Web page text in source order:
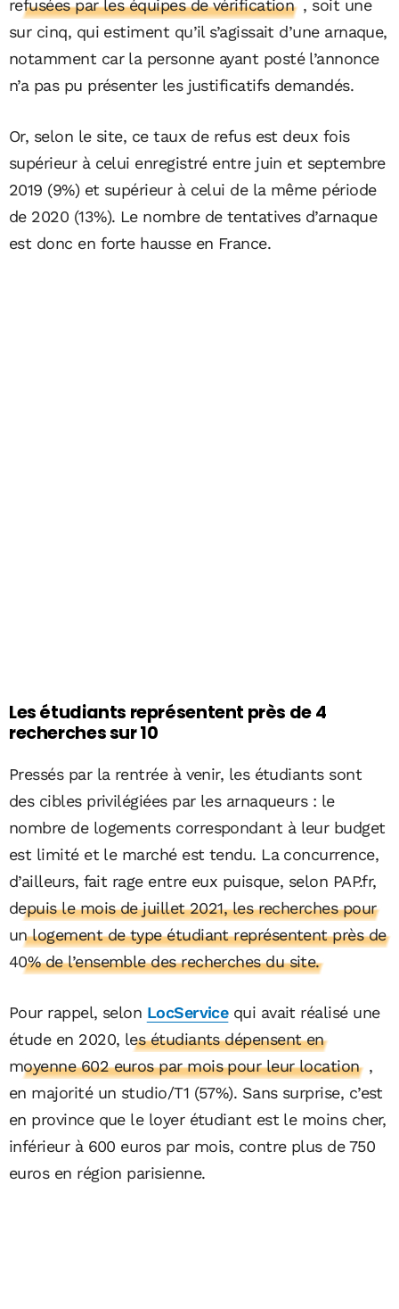
refusées par les équipes de vérification , soit une
sur cinq, qui estiment qu’il s’agissait d’une arnaque,
notamment car la personne ayant posté l’annonce
n’a pas pu présenter les justificatifs demandés.
Or, selon le site, ce taux de refus est deux fois
supérieur à celui enregistré entre juin et septembre
2019 (9%) et supérieur à celui de la même période
de 2020 (13%). Le nombre de tentatives d’arnaque
est donc en forte hausse en France.
Les étudiants représentent près de 4
recherches sur 10
Pressés par la rentrée à venir, les étudiants sont
des cibles privilégiées par les arnaqueurs : le
nombre de logements correspondant à leur budget
est limité et le marché est tendu. La concurrence,
d’ailleurs, fait rage entre eux puisque, selon PAP.fr,
depuis le mois de juillet 2021, les recherches pour
un logement de type étudiant représentent près de
40% de l’ensemble des recherches du site.
Pour rappel, selon LocServicequi avait réalisé une
étude en 2020, les étudiants dépensent en
moyenne 602 euros par mois pour leur location ,
en majorité un studio/T1 (57%). Sans surprise, c’est
en province que le loyer étudiant est le moins cher,
inférieur à 600 euros par mois, contre plus de 750
euros en région parisienne.